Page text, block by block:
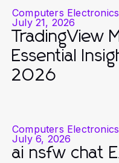
Computers
July 21, 2026
TradingView
Essential
2026
Computers
July 6, 2026
ai nsfw chat